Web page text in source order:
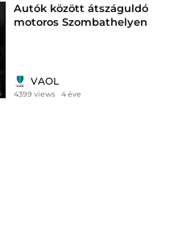
Autók között átszáguldó
motoros Szombathelyen
VAOL
4399 views 4 éve